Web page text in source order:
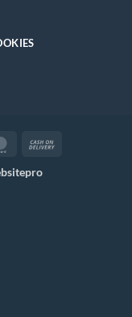
MasterCard